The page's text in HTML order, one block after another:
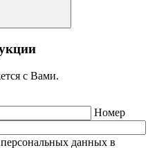
с Вами.
Номер
данных в